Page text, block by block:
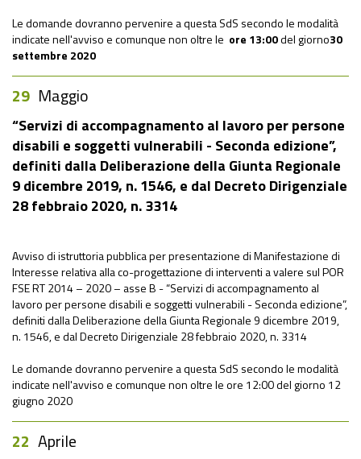
Le domande dovranno pervenire a questa SdS secondo le modalità
indicate nell'avviso e comunque non oltre le ore 13:00del giorno30
settembre 2020
29 Maggio
“Servizi di accompagnamento al lavoro per persone
disabili e soggetti vulnerabili - Seconda edizione”,
definiti dalla Deliberazione della Giunta Regionale
9 dicembre 2019, n. 1546, e dal Decreto Dirigenziale
28 febbraio 2020, n. 3314
Avviso di istruttoria pubblica per presentazione di Manifestazione di
Interesse relativa alla co-progettazione di interventi a valere sul POR
FSE RT 2014 – 2020 – asse B - “Servizi di accompagnamento al
lavoro per persone disabili e soggetti vulnerabili - Seconda edizione”,
definiti dalla Deliberazione della Giunta Regionale 9 dicembre 2019,
n. 1546, e dal Decreto Dirigenziale 28 febbraio 2020, n. 3314
Le domande dovranno pervenire a questa SdS secondo le modalità
indicate nell'avviso e comunque non oltre le ore 12:00 del giorno 12
giugno 2020
22 Aprile